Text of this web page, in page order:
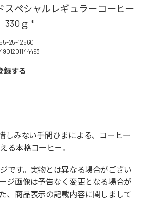
ペシャルレギュラーコーヒー
ｇ *
55-25-12560
4901201144493
録する
しみない手間ひまによる、コーヒー
る本格コーヒー。
です。実物とは異なる場合がござい
ジ画像は予告なく変更となる場合が
、商品表示の記載内容に関しまして